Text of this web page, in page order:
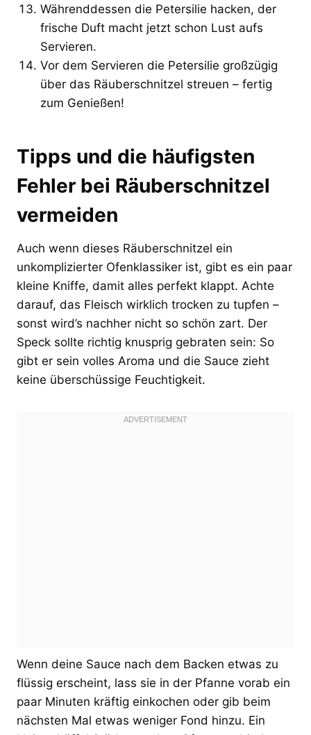
Währenddessen die Petersilie hacken, der
frische Duft macht jetzt schon Lust aufs
Servieren.
Vor dem Servieren die Petersilie großzügig
über das Räuberschnitzel streuen – fertig
zum Genießen!
Tipps und die häufigsten
Fehler bei Räuberschnitzel
vermeiden
Auch wenn dieses Räuberschnitzel ein
unkomplizierter Ofenklassiker ist, gibt es ein paar
kleine Kniffe, damit alles perfekt klappt. Achte
darauf, das Fleisch wirklich trocken zu tupfen –
sonst wird’s nachher nicht so schön zart. Der
Speck sollte richtig knusprig gebraten sein: So
gibt er sein volles Aroma und die Sauce zieht
keine überschüssige Feuchtigkeit.
Wenn deine Sauce nach dem Backen etwas zu
flüssig erscheint, lass sie in der Pfanne vorab ein
paar Minuten kräftig einkochen oder gib beim
nächsten Mal etwas weniger Fond hinzu. Ein